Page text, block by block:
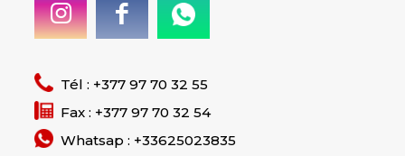
Tél : +377 97 70 32 55
Fax : +377 97 70 32 54
Whatsap : +33625023835